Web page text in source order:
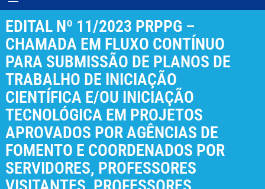
EDITAL Nº 11/2023 PRPPG –
CHAMADA EM FLUXO CONTÍNUO
PARA SUBMISSÃO DE PLANOS DE
TRABALHO DE INICIAÇÃO
CIENTÍFICA E/OU INICIAÇÃO
TECNOLÓGICA EM PROJETOS
APROVADOS POR AGÊNCIAS DE
FOMENTO E COORDENADOS POR
SERVIDORES, PROFESSORES